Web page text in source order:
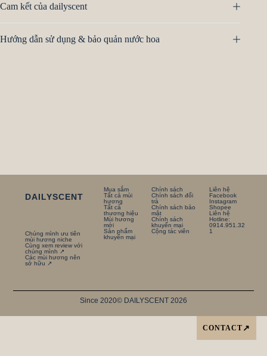
Cam kết của dailyscent
Hướng dẫn sử dụng & bảo quản nước hoa
DAILYSCENT
Chúng mình ưu tiên
mùi hương niche
Cùng xem review với
chúng mình ↗
Các mùi hương nên
sở hữu ↗
Mua sắm
Tất cả mùi
hương
Tất cả
thương hiệu
Mùi hương
mới
Sản phẩm
khuyến mại
Chính sách
Chính sách đổi
trà
Chính sách bảo
mật
Chính sách
khuyến mại
Cộng tác viên
Liên hệ
Facebook
Instagram
Shopee
Liên hệ
Hotline:
0914.951.32
1
Since 2020© DAILYSCENT 2026
CONTACT ↗